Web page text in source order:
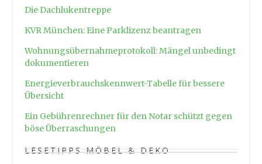
Die Dachlukentreppe
KVR München: Eine Parklizenz beantragen
Wohnungsübernahmeprotokoll: Mängel unbedingt
dokumentieren
Energieverbrauchskennwert-Tabelle für bessere
Übersicht
Ein Gebührenrechner für den Notar schützt gegen
böse Überraschungen
LESETIPPS MÖBEL & DEKO